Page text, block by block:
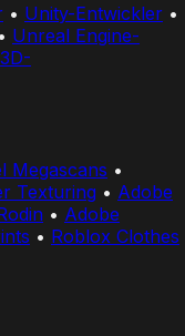
• Unity-Entwickler •
• Unreal Engine-
3D-
Megascans •
Texturing • Adobe
• Adobe
• Roblox Clothes